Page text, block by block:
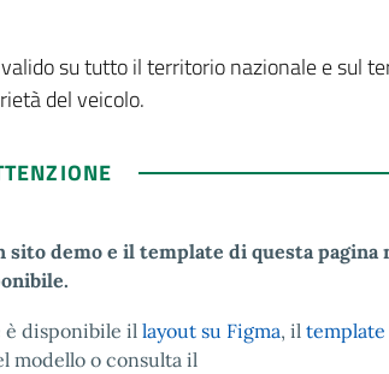
su tutto il territorio nazionale e sul
del veicolo.
sito demo e il template di questa pagina
è disponibile il layout su Figma, il
modello o consulta il